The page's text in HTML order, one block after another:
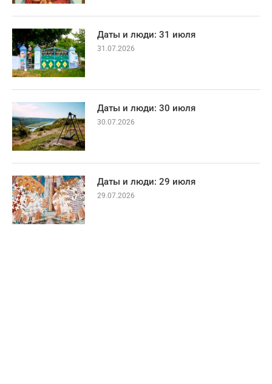
Даты и люди: 31 июля
31.07.2026
Даты и люди: 30 июля
30.07.2026
Даты и люди: 29 июля
29.07.2026